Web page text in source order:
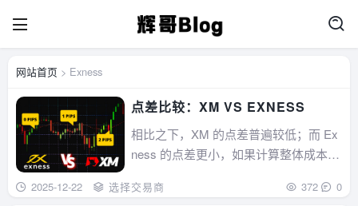
网站首页 > Exness
点差比较：XM VS EXNESS
相比之下，XM 的点差普遍较低；而 Ex
ness 的点差更小，如果计算整体成本，
2025-12-22 选择交易商 372 0